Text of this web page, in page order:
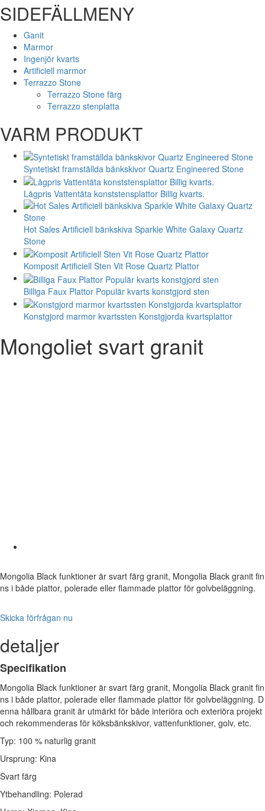
SIDEFÄLLMENY
Ganit
Marmor
Ingenjör kvarts
Artificiell marmor
Terrazzo Stone
Terrazzo Stone färg
Terrazzo stenplatta
VARM PRODUKT
Syntetiskt framställda bänkskivor Quartz Engineered Stone
Lågpris Vattentäta konststensplattor Billig kvarts.
Hot Sales Artificiell bänkskiva Sparkle White Galaxy Quartz
Stone
Komposit Artificiell Sten Vit Rose Quartz Plattor
Billiga Faux Plattor Populär kvarts konstgjord sten
Konstgjord marmor kvartssten Konstgjorda kvartsplattor
Mongoliet svart granit
Mongolia Black funktioner är svart färg granit, Mongolia Black granit fin
ns i både plattor, polerade eller flammade plattor för golvbeläggning.
Skicka förfrågan nu
detaljer
Specifikation
Mongolia Black funktioner är svart färg granit, Mongolia Black granit fin
ns i både plattor, polerade eller flammade plattor för golvbeläggning. D
enna hållbara granit är utmärkt för både interiöra och exteriöra projekt
och rekommenderas för köksbänkskivor, vattenfunktioner, golv, etc.
Typ: 100 % naturlig granit
Ursprung: Kina
Svart färg
Ytbehandling: Polerad